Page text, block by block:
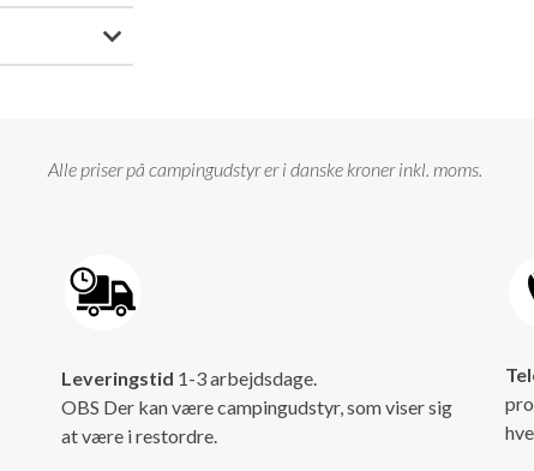
Alle priser på campingudstyr er i danske kroner inkl. moms.
Leveringstid 1-3 arbejdsdage.
OBS Der kan være campingudstyr, som viser sig
at være i restordre.